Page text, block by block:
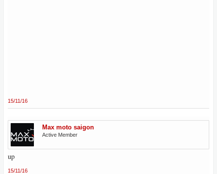
15/11/16
Max moto saigon
Active Member
up
15/11/16